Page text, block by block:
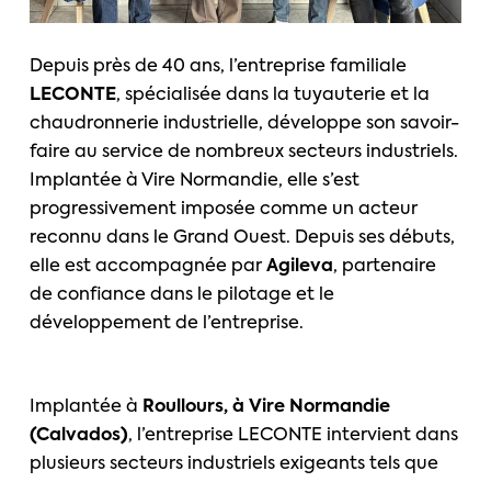
Depuis près de 40 ans, l’entreprise familiale
LECONTE, spécialisée dans la tuyauterie et la
chaudronnerie industrielle, développe son savoir-
faire au service de nombreux secteurs industriels.
Implantée à Vire Normandie, elle s’est
progressivement imposée comme un acteur
reconnu dans le Grand Ouest. Depuis ses débuts,
elle est accompagnée par Agileva, partenaire
de confiance dans le pilotage et le
développement de l’entreprise.
Implantée à Roullours, à Vire Normandie
(Calvados), l’entreprise LECONTE intervient dans
plusieurs secteurs industriels exigeants tels que